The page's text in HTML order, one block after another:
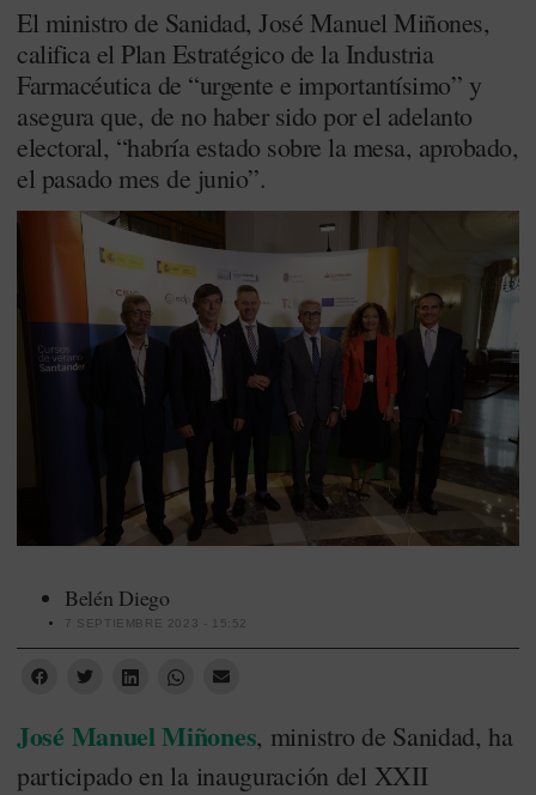
El ministro de Sanidad, José Manuel Miñones,
califica el Plan Estratégico de la Industria
Farmacéutica de “urgente e importantísimo” y
asegura que, de no haber sido por el adelanto
electoral, “habría estado sobre la mesa, aprobado,
el pasado mes de junio”.
Belén Diego
7 SEPTIEMBRE 2023 - 15:52
José Manuel Miñones, ministro de Sanidad, ha
participado en la inauguración del XXII